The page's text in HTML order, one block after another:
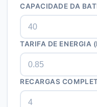
CAPACIDADE DA
TARIFA DE ENERGIA
RECARGAS